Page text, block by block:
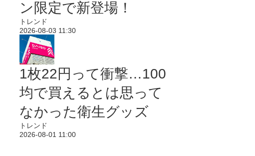
ン限定で新登場！
トレンド
2026-08-03 11:30
1枚22円って衝撃…100
均で買えるとは思って
なかった衛生グッズ
トレンド
2026-08-01 11:00